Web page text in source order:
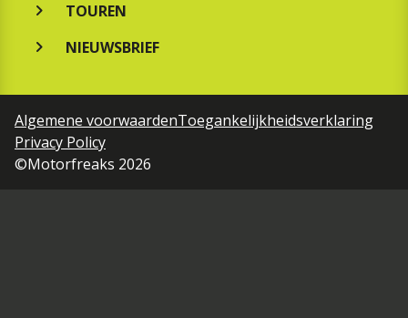
TOUREN
NIEUWSBRIEF
Algemene voorwaardenToegankelijkheidsverklaring
Privacy Policy
©Motorfreaks 2026